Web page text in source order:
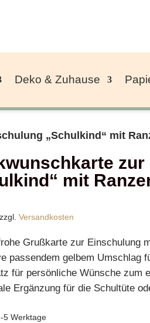
Deko & Zuhause
„Schulkind“ mit
mit
zzgl. Versandkosten
Grußkarte zur Einschulung
passendem gelbem Umschlag
für persönliche Wünsche zum
Ergänzung für die Schultüte
5 Werktage